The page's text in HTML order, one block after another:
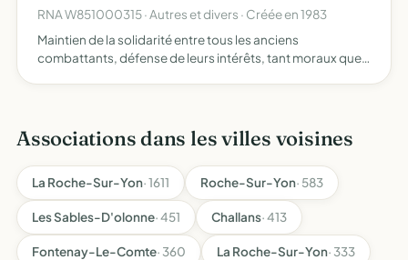
RNA W851000315 · Autres et divers · Créée en 1983
Maintien de la solidarité entre tous les anciens
combattants, défense de leurs intérêts, tant moraux que
Associations dans les villes voisines
La Roche-Sur-Yon· 1611 Roche-Sur-Yon· 583
Les Sables-D'olonne· 451 Challans· 413
Fontenay-Le-Comte· 360 La Roche-Sur-Yon· 333